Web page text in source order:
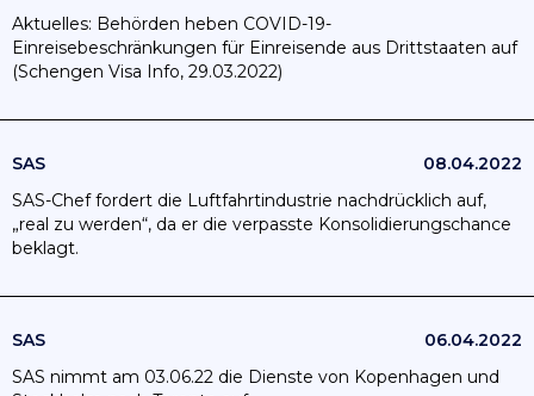
Aktuelles: Behörden heben COVID-19-
Einreisebeschränkungen für Einreisende aus Drittstaaten auf
(Schengen Visa Info, 29.03.2022)
SAS
08.04.2022
SAS-Chef fordert die Luftfahrtindustrie nachdrücklich auf,
„real zu werden“, da er die verpasste Konsolidierungschance
beklagt.
SAS
06.04.2022
SAS nimmt am 03.06.22 die Dienste von Kopenhagen und